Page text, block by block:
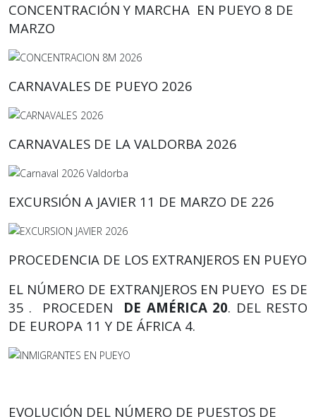
CONCENTRACIÓN Y MARCHA EN PUEYO 8 DE
MARZO
CARNAVALES DE PUEYO 2026
CARNAVALES DE LA VALDORBA 2026
EXCURSIÓN A JAVIER 11 DE MARZO DE 226
PROCEDENCIA DE LOS EXTRANJEROS EN PUEYO
EL NÚMERO DE EXTRANJEROS EN PUEYO ES DE
35 . PROCEDEN DE AMÉRICA 20. DEL RESTO
DE EUROPA 11 Y DE ÁFRICA 4.
EVOLUCIÓN DEL NÚMERO DE PUESTOS DE